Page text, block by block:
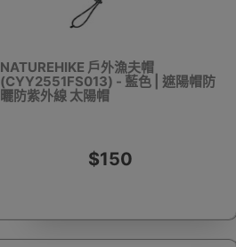
尼龍摺床
食物處理工具
NATUREHIKE 戶外漁夫帽
(CYY2551FS013) - 藍色 | 遮陽帽防
曬防紫外線 太陽帽
$150